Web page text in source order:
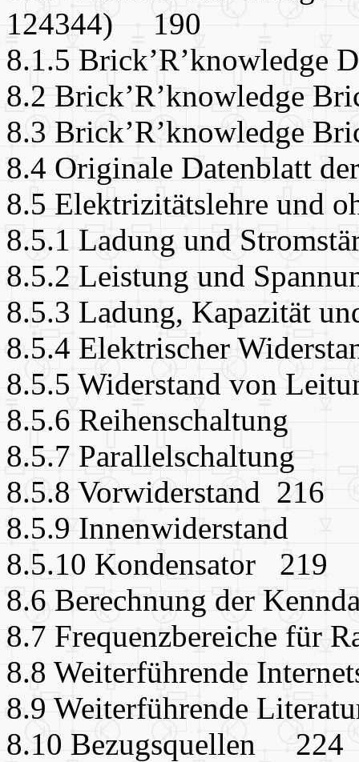
124344) 190
8.1.5
8.2 Brick’R’knowledge
8.3 Brick’R’knowledge
8.4 Originale Datenblatt
8.5 Elektrizitätslehre
8.5.1 Ladung und
8.5.2 Leistung und
8.5.3 Ladung, Kapazität
8.5.4 Elektrischer
8.5.5 Widerstand von
8.5.6 Reihenschaltung
8.5.7 Parallelschaltung
8.5.8 Vorwiderstand 216
8.5.9 Innenwiderstand
8.5.10 Kondensator 219
8.6 Berechnung der
8.7 Frequenzbereiche
8.8 Weiterführende
8.9 Weiterführende
8.10 Bezugsquellen 224